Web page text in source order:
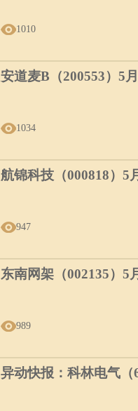
1010
安道麦B（200553）5
1034
航锦科技（000818）5
947
东南网架（002135）5
989
异动快报：科林电气（